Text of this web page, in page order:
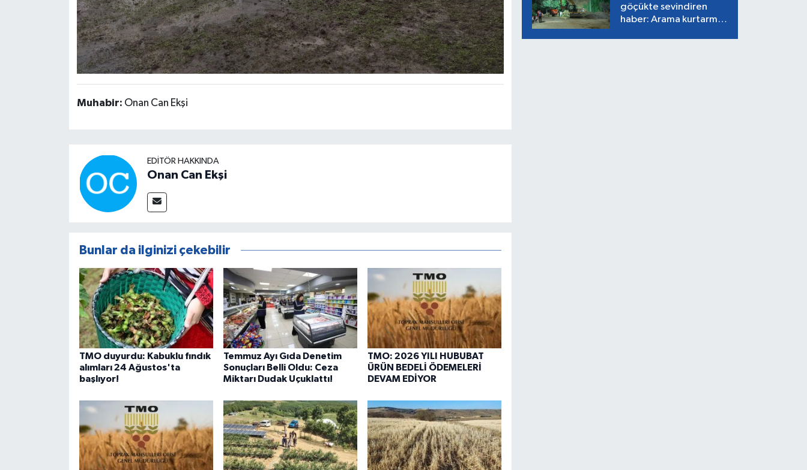
Muhabir: Onan Can Ekşi
EDITÖR HAKKINDA
Onan Can Ekşi
Bunlar da ilginizi çekebilir
TMO duyurdu: Kabuklu fındık
alımları 24 Ağustos'ta
başlıyor!
Temmuz Ayı Gıda Denetim
Sonuçları Belli Oldu: Ceza
Miktarı Dudak Uçuklattı!
TMO: 2026 YILI HUBUBAT
ÜRÜN BEDELİ ÖDEMELERİ
DEVAM EDİYOR
göçükte sevindiren
haber: Arama kurtarma